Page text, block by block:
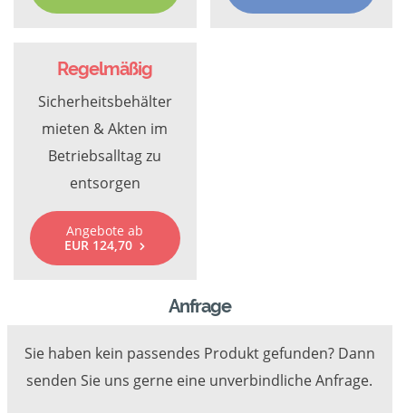
Regelmäßig
Sicherheitsbehälter
mieten & Akten im
Betriebsalltag zu
entsorgen
Angebote ab
EUR 124,70
Anfrage
Sie haben kein passendes Produkt gefunden? Dann
senden Sie uns gerne eine unverbindliche Anfrage.